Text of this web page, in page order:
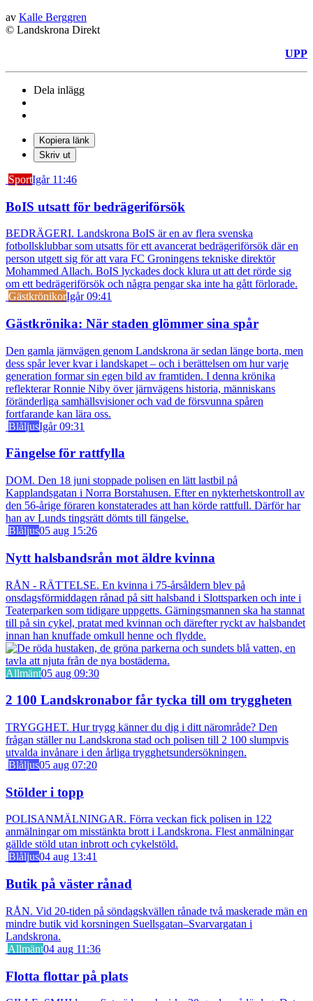
av Kalle Berggren
© Landskrona Direkt
UPP
Dela inlägg
Kopiera länk
Skriv ut
SportIgår 11:46
BoIS utsatt för bedrägeriförsök
BEDRÄGERI. Landskrona BoIS är en av flera svenska
fotbollsklubbar som utsatts för ett avancerat bedrägeriförsök där en
person utgett sig för att vara FC Groningens tekniske direktör
Mohammed Allach. BoIS lyckades dock klura ut att det rörde sig
om ett bedrägeriförsök och några pengar ska inte ha gått förlorade.
GästkrönikorIgår 09:41
Gästkrönika: När staden glömmer sina spår
Den gamla järnvägen genom Landskrona är sedan länge borta, men
dess spår lever kvar i landskapet – och i berättelsen om hur varje
generation formar sin egen bild av framtiden. I denna krönika
reflekterar Ronnie Niby över järnvägens historia, människans
föränderliga samhällsvisioner och vad de försvunna spåren
fortfarande kan lära oss.
BlåljusIgår 09:31
Fängelse för rattfylla
DOM. Den 18 juni stoppade polisen en lätt lastbil på
Kapplandsgatan i Norra Borstahusen. Efter en nykterhetskontroll av
den 56-årige föraren konstaterades att han körde rattfull. Därför har
han av Lunds tingsrätt dömts till fängelse.
Blåljus05 aug 15:26
Nytt halsbandsrån mot äldre kvinna
RÅN - RÄTTELSE. En kvinna i 75-årsåldern blev på
onsdagsförmiddagen rånad på sitt halsband i Slottsparken och inte i
Teaterparken som tidigare uppgetts. Gärningsmannen ska ha stannat
till på sin cykel, pratat med kvinnan och därefter ryckt av halsbandet
innan han knuffade omkull henne och flydde.
Allmänt05 aug 09:30
2 100 Landskronabor får tycka till om tryggheten
TRYGGHET. Hur trygg känner du dig i ditt närområde? Den
frågan ställer nu Landskrona stad och polisen till 2 100 slumpvis
utvalda invånare i den årliga trygghetsundersökningen.
Blåljus05 aug 07:20
Stölder i topp
POLISANMÄLNINGAR. Förra veckan fick polisen in 122
anmälningar om misstänkta brott i Landskrona. Flest anmälningar
gällde stöld utan inbrott och cykelstöld.
Blåljus04 aug 13:41
Butik på väster rånad
RÅN. Vid 20-tiden på söndagskvällen rånade två maskerade män en
mindre butik vid korsningen Suellsgatan–Svarvargatan i
Landskrona.
Allmänt04 aug 11:36
Flotta flottar på plats